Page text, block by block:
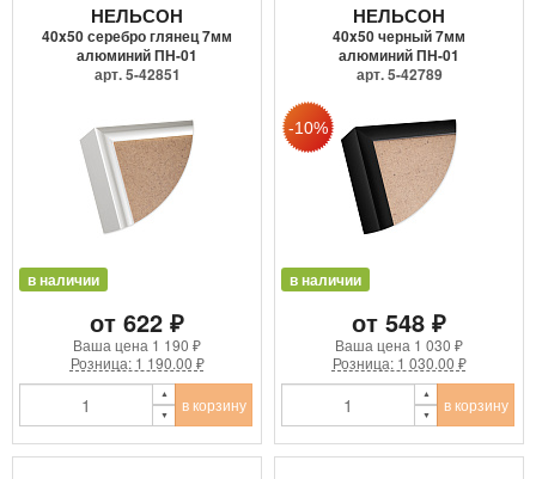
НЕЛЬСОН
40x50 серебро глянец 7мм
алюминий ПН-01
арт. 5-42851
в наличии
от 622 ₽
Ваша цена 1 190 ₽
Розница: 1 190.00 ₽
в корзину
НЕЛЬСОН
40x50 черный 7мм
алюминий ПН-01
арт. 5-42789
в наличии
от 548 ₽
Ваша цена 1 030 ₽
Розница: 1 030.00 ₽
в корзину